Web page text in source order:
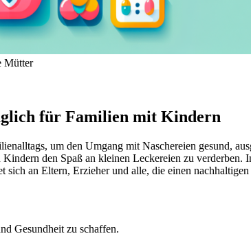
Mütter
für Familien mit Kindern
um den Umgang mit Naschereien gesund,
den Spaß an kleinen Leckereien zu
an Eltern, Erzieher und alle, die einen
Gesundheit zu schaffen.